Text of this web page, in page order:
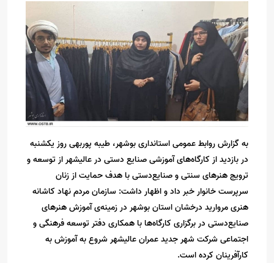
به گزارش روابط عمومی استانداری بوشهر، طیبه پوربهی روز یکشنبه
در بازدید از کارگاه‌های آموزشی صنایع دستی در عالیشهر از توسعه و
ترویج هنرهای سنتی و صنایع‌دستی با هدف حمایت از زنان
سرپرست خانوار خبر داد و اظهار داشت: سازمان مردم نهاد کاشانه
هنری مروارید درخشان استان بوشهر در زمینه‌ی آموزش هنرهای
صنایع‌دستی در برگزاری کارگاه‌ها با همکاری دفتر توسعه فرهنگی و
اجتماعی شرکت شهر جدید عمران عالیشهر شروع به آموزش به
کارآفرینان کرده است.